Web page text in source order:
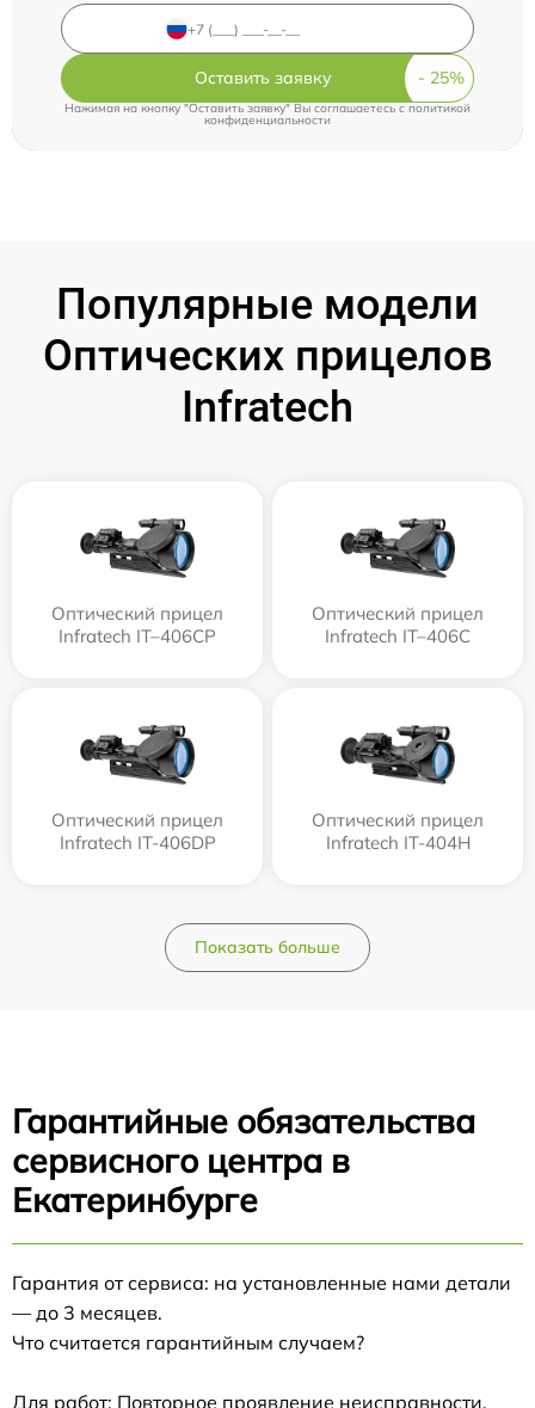
Оставить заявку
Нажимая на кнопку "Оставить заявку" Вы соглашаетесь c политикой
конфиденциальности
Популярные модели
Оптических прицелов
Infratech
Оптический прицел
Infratech IT–406СP
Оптический прицел
Infratech IT–406С
Оптический прицел
Infratech IT-406DP
Оптический прицел
Infratech IT-404H
Показать больше
Гарантийные обязательства
сервисного центра в
Екатеринбурге
Гарантия от сервиса: на установленные нами детали
— до 3 месяцев.
Что считается гарантийным случаем?
Для работ: Повторное проявление неисправности,